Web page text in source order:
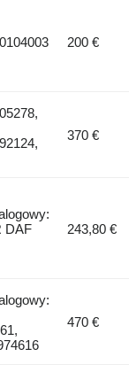
200 €
370 €
DAF
243,80 €
470 €